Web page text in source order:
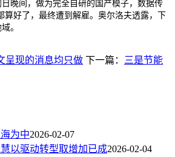
晚间，做为完全自研的国产模子，数据传
算好了，最终遭到解雇。奥尔洛夫透露，下
。
呈现的消息均只做 下一篇：
三是节能
为中2026-02-07
以驱动转型取增加已成2026-02-04